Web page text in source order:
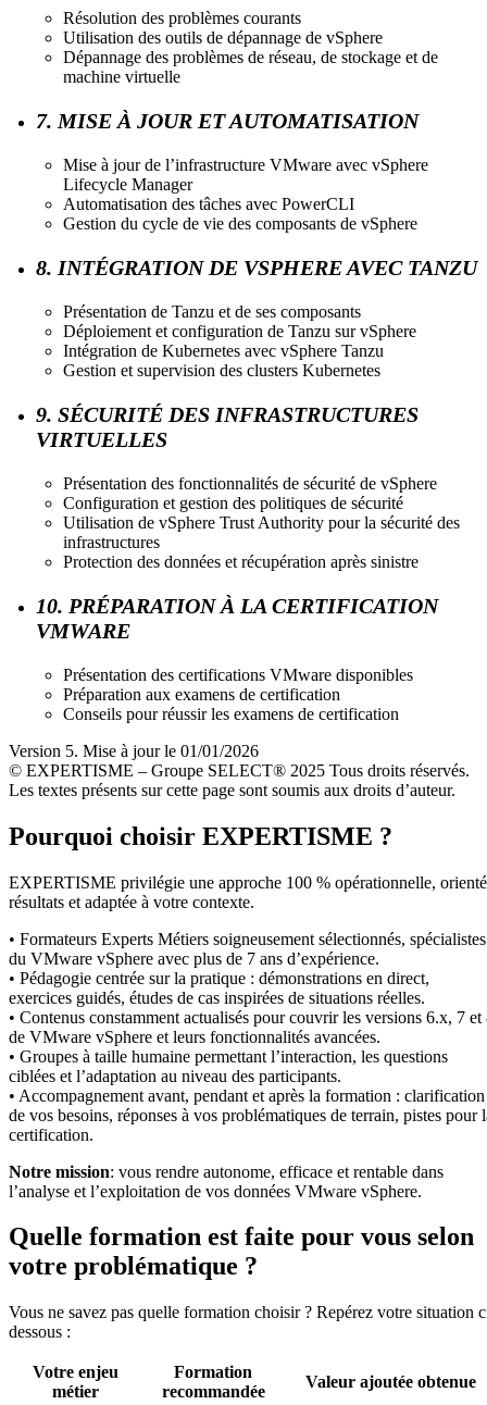
Résolution des problèmes courants
Utilisation des outils de dépannage de vSphere
Dépannage des problèmes de réseau, de stockage et de
machine virtuelle
7. MISE À JOUR ET AUTOMATISATION
Mise à jour de l’infrastructure VMware avec vSphere
Lifecycle Manager
Automatisation des tâches avec PowerCLI
Gestion du cycle de vie des composants de vSphere
8. INTÉGRATION DE VSPHERE AVEC TANZU
Présentation de Tanzu et de ses composants
Déploiement et configuration de Tanzu sur vSphere
Intégration de Kubernetes avec vSphere Tanzu
Gestion et supervision des clusters Kubernetes
9. SÉCURITÉ DES INFRASTRUCTURES
VIRTUELLES
Présentation des fonctionnalités de sécurité de vSphere
Configuration et gestion des politiques de sécurité
Utilisation de vSphere Trust Authority pour la sécurité des
infrastructures
Protection des données et récupération après sinistre
10. PRÉPARATION À LA CERTIFICATION
VMWARE
Présentation des certifications VMware disponibles
Préparation aux examens de certification
Conseils pour réussir les examens de certification
Version 5. Mise à jour le 01/01/2026
© EXPERTISME – Groupe SELECT® 2025 Tous droits réservés.
Les textes présents sur cette page sont soumis aux droits d’auteur.
Pourquoi choisir EXPERTISME ?
EXPERTISME privilégie une approche 100 % opérationnelle,
résultats et adaptée à votre contexte.
• Formateurs Experts Métiers soigneusement sélectionnés, spécialistes
du VMware vSphere avec plus de 7 ans d’expérience.
• Pédagogie centrée sur la pratique : démonstrations en direct,
exercices guidés, études de cas inspirées de situations réelles.
• Contenus constamment actualisés pour couvrir les versions 6.x, 7 et
de VMware vSphere et leurs fonctionnalités avancées.
• Groupes à taille humaine permettant l’interaction, les questions
ciblées et l’adaptation au niveau des participants.
• Accompagnement avant, pendant et après la formation : clarification
de vos besoins, réponses à vos problématiques de terrain, pistes pour
certification.
Notre mission: vous rendre autonome, efficace et rentable dans
l’analyse et l’exploitation de vos données VMware vSphere.
Quelle formation est faite pour vous selon
votre problématique ?
Vous ne savez pas quelle formation choisir ? Repérez votre situation
dessous :
Votre enjeu
métier
Formation
recommandée
Valeur ajoutée obtenue